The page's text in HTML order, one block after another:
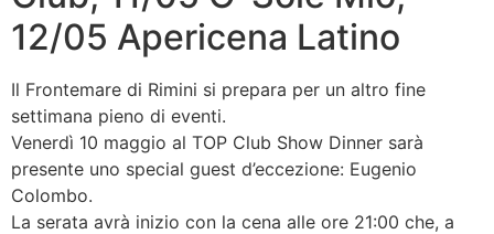
12/05 Apericena Latino
Il Frontemare di Rimini si prepara per un altro fine
settimana pieno di eventi.
Venerdì 10 maggio al TOP Club Show Dinner sarà
presente uno special guest d’eccezione: Eugenio
Colombo.
La serata avrà inizio con la cena alle ore 21:00 che, a